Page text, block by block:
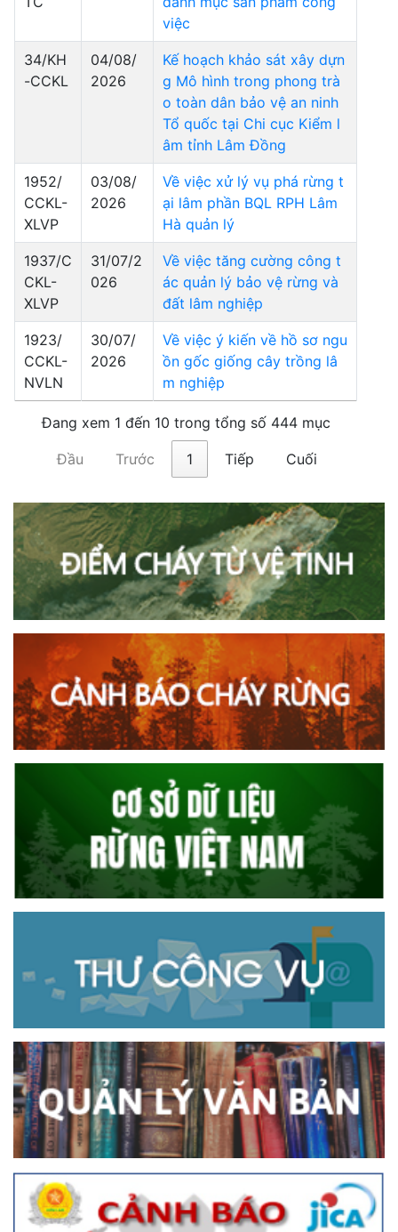
việc
34/KH
-CCKL
04/08/
2026
Kế hoạch khảo sát xây dựn
g Mô hình trong phong trà
o toàn dân bảo vệ an ninh
Tổ quốc tại Chi cục Kiểm l
âm tỉnh Lâm Đồng
1952/
CCKL-
XLVP
03/08/
2026
Về việc xử lý vụ phá rừng t
ại lâm phần BQL RPH Lâm
Hà quản lý
1937/C
CKL-
XLVP
31/07/2
026
Về việc tăng cường công t
ác quản lý bảo vệ rừng và
đất lâm nghiệp
1923/
CCKL-
NVLN
30/07/
2026
Về việc ý kiến về hồ sơ ngu
ồn gốc giống cây trồng lâ
m nghiệp
Đang xem 1 đến 10 trong tổng số 444 mục
Đầu Trước 1 Tiếp Cuối